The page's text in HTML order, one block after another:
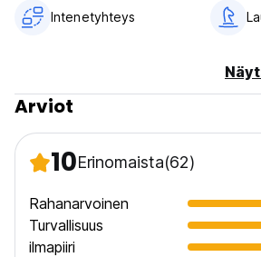
5. Vastaanoton aukioloajat: 24*7.
8. Aamiainen ei sisälly hintaan. (Auto-
language)
Intenetyhteys
Arviot
10Erinomaista(62)
Rahanarvoinen
Turvallisuus
ilmapiiri